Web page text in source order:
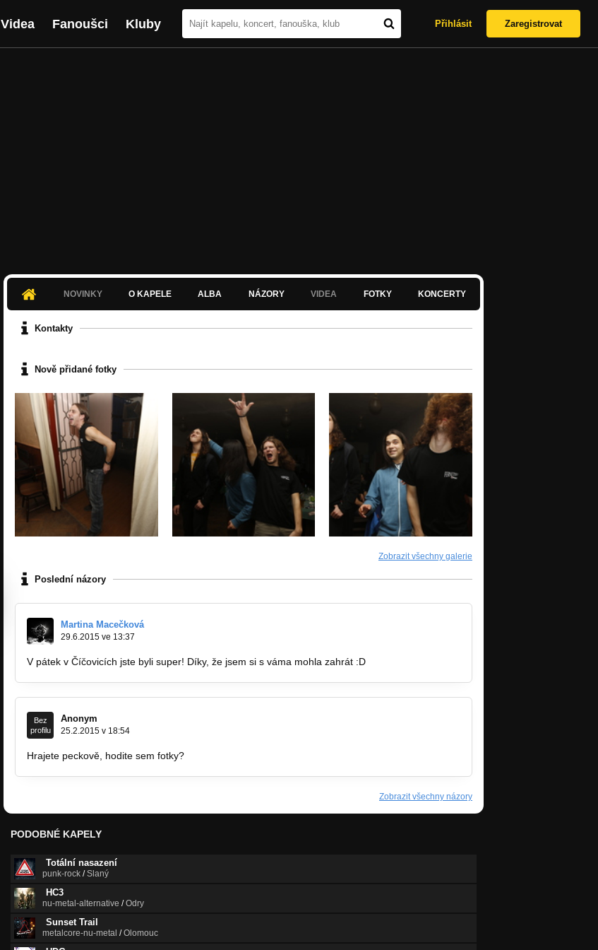
Videa Fanoušci Kluby Přihlásit Zaregistrovat
NOVINKY O KAPELE ALBA NÁZORY VIDEA FOTKY KONCERTY
Kontakty
Nově přidané fotky
Zobrazit všechny galerie
Poslední názory
Martina Macečková
29.6.2015 ve 13:37
V pátek v Číčovicích jste byli super! Díky, že jsem si s váma mohla zahrát :D
Bez
profilu
Anonym
25.2.2015 v 18:54
Hrajete peckově, hodite sem fotky?
Zobrazit všechny názory
PODOBNÉ KAPELY
Totální nasazení
punk-rock /Slaný
HC3
nu-metal-alternative /Odry
Sunset Trail
metalcore-nu-metal /Olomouc